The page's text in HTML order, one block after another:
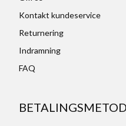
Kontakt kundeservice
Returnering
Indramning
FAQ